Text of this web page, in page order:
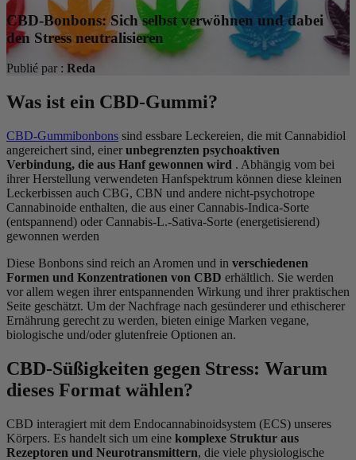
CBD-Bonbons: Sich selbst verwöhnen und dabei
den Stress neutralisieren
Publié par : Reda
Was ist ein CBD-Gummi?
CBD-Gummibonbons sind essbare Leckereien, die mit Cannabidiol
angereichert sind, einer unbegrenzten psychoaktiven
Verbindung, die aus Hanf gewonnen wird . Abhängig vom bei
ihrer Herstellung verwendeten Hanfspektrum können diese kleinen
Leckerbissen auch CBG, CBN und andere nicht-psychotrope
Cannabinoide enthalten, die aus einer Cannabis-Indica-Sorte
(entspannend) oder Cannabis-L.-Sativa-Sorte (energetisierend)
gewonnen werden
Diese Bonbons sind reich an Aromen und in verschiedenen
Formen und Konzentrationen von CBD erhältlich. Sie werden
vor allem wegen ihrer entspannenden Wirkung und ihrer praktischen
Seite geschätzt. Um der Nachfrage nach gesünderer und ethischerer
Ernährung gerecht zu werden, bieten einige Marken vegane,
biologische und/oder glutenfreie Optionen an.
CBD-Süßigkeiten gegen Stress: Warum
dieses Format wählen?
CBD interagiert mit dem Endocannabinoidsystem (ECS) unseres
Körpers. Es handelt sich um eine komplexe Struktur aus
Rezeptoren und Neurotransmittern, die viele physiologische